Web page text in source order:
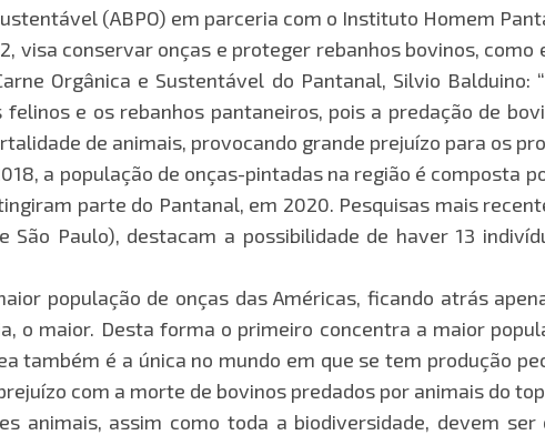
(ABPO) em parceria com o Instituto Homem
visa conservar onças e proteger rebanhos bovinos, como
Orgânica e Sustentável do Pantanal, Silvio Balduino:
e os rebanhos pantaneiros, pois a predação de
de animais, provocando grande prejuízo para os
a população de onças-pintadas na região é composta
parte do Pantanal, em 2020. Pesquisas mais
São Paulo), destacam a possibilidade de haver 13
população de onças das Américas, ficando atrás
o maior. Desta forma o primeiro concentra a maior
também é a única no mundo em que se tem produção
com a morte de bovinos predados por animais do
animais, assim como toda a biodiversidade, devem